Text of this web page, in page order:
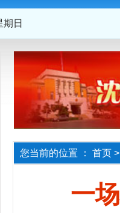
日
您当前的位置 ： 首页
一